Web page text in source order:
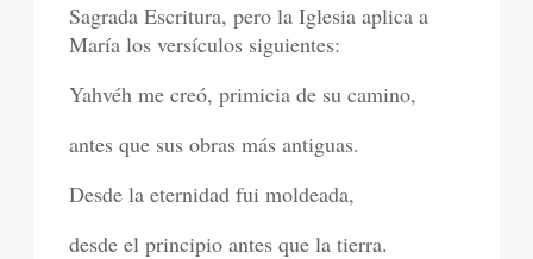
Sagrada Escritura, pero la Iglesia aplica a
María los versículos siguientes:
Yahvéh me creó, primicia de su camino,
antes que sus obras más antiguas.
Desde la eternidad fui moldeada,
desde el principio antes que la tierra.